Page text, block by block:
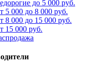
до 5 000 руб.
5 000 до 8 000 руб.
8 000 до 15 000 руб.
15 000 руб.